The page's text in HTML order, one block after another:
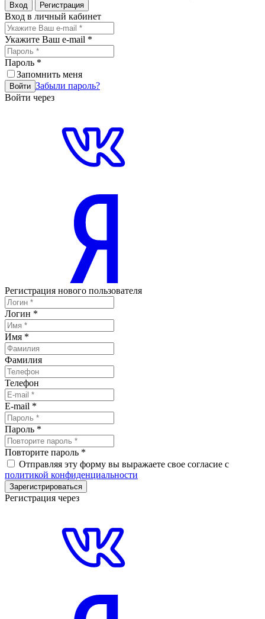
Вход Регистрация
Вход в личный кабинет
Укажите Ваш e-mail *
Пароль *
Запомнить меня
Войти Забыли пароль?
Войти через
Регистрация нового пользователя
Логин *
Имя *
Фамилия
Телефон
E-mail *
Пароль *
Повторите пароль *
Отправляя эту форму вы выражаете свое согласие с
политикой конфиденциальности
Зарегистрироваться
Регистрация через